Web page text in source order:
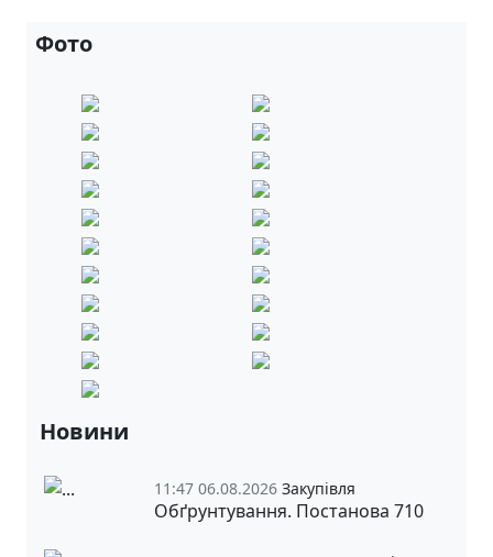
Фото
Новини
11:47 06.08.2026 Закупівля
Обґрунтування. Постанова 710